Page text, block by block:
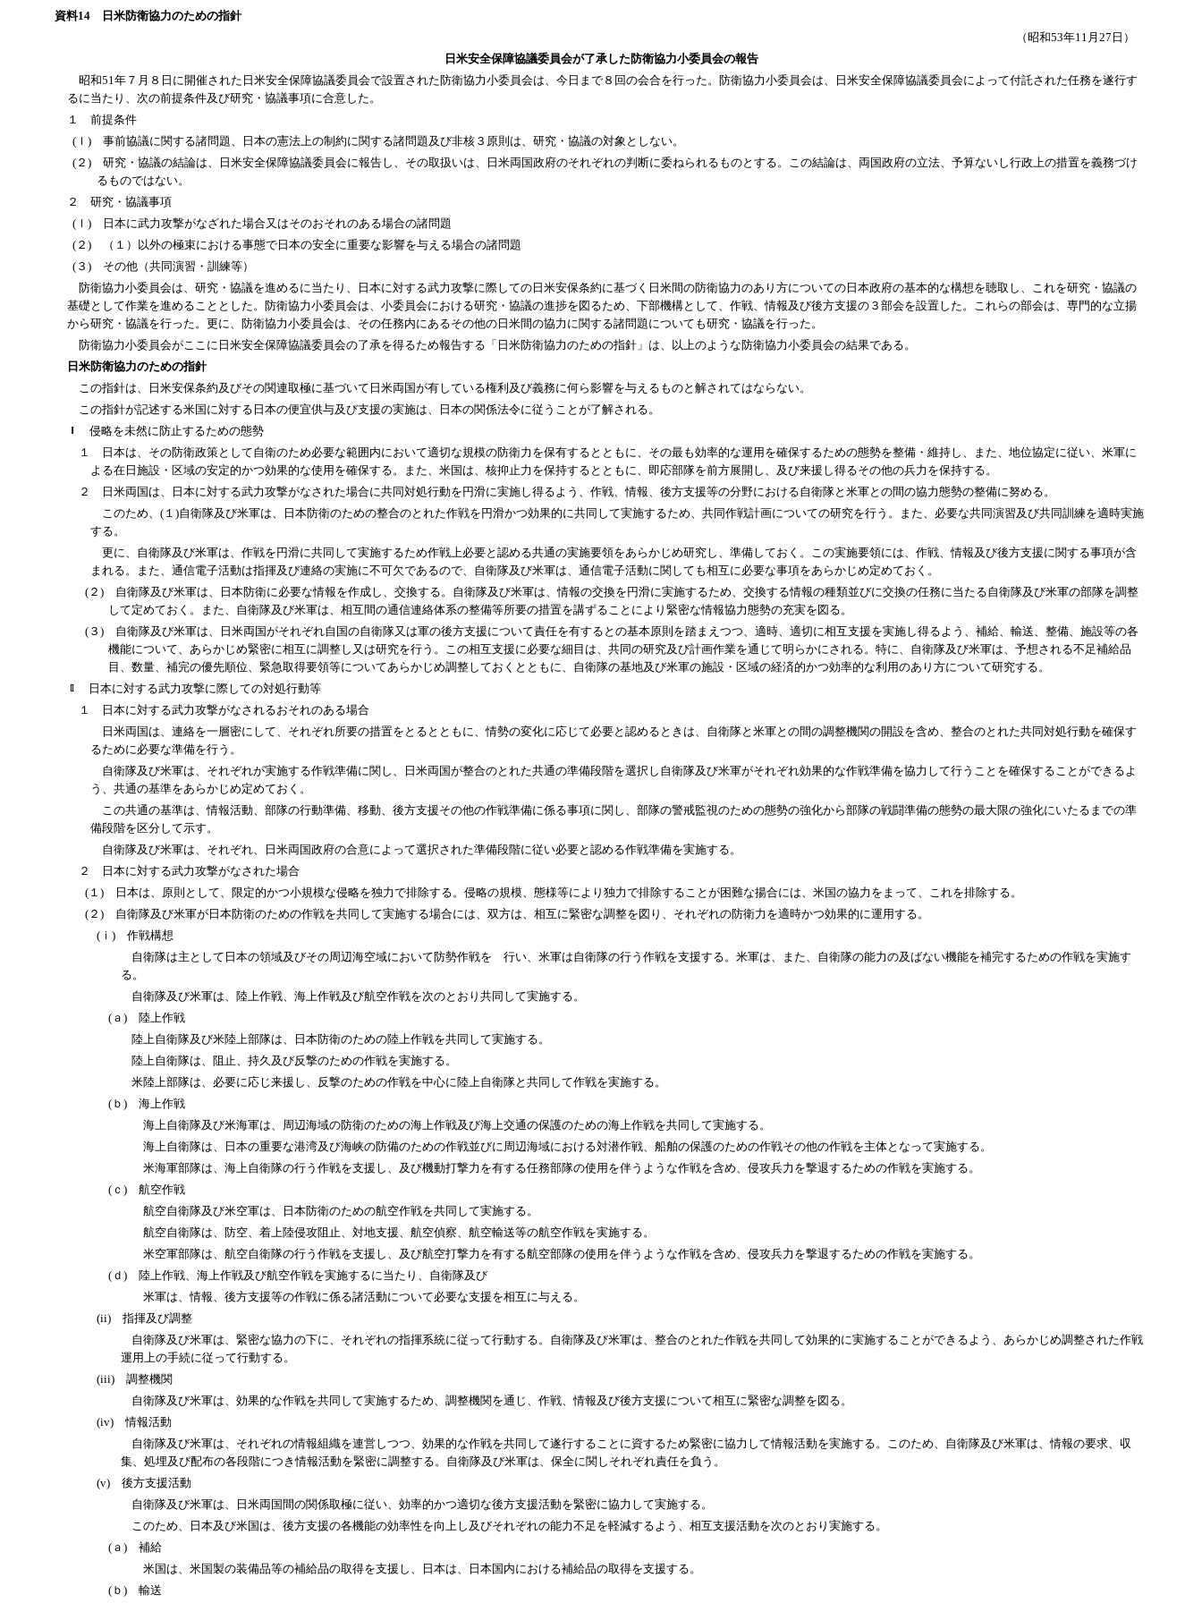
資料14 日米防衛協力のための指針
（昭和53年11月27日）
日米安全保障協議委員会が了承した防衛協力小委員会の報告
昭和51年７月８日に開催された日米安全保障協議委員会で設置された防衛協力小委員会は、今日まで８回の会合を行った。防衛協力小委員会は、日米安全保障協議委員会によって付託された任務を遂行す
るに当たり、次の前提条件及び研究・協議事項に合意した。
１ 前提条件
(ｌ) 事前協議に関する諸問題、日本の憲法上の制約に関する諸問題及び非核３原則は、研究・協議の対象としない。
(２) 研究・協議の結論は、日米安全保障協議委員会に報告し、その取扱いは、日米両国政府のそれぞれの判断に委ねられるものとする。この結論は、両国政府の立法、予算ないし行政上の措置を義務づけ
るものではない。
２ 研究・協議事項
(ｌ) 日本に武力攻撃がなざれた場合又はそのおそれのある場合の諸問題
(２) （１）以外の極束における事態で日本の安全に重要な影響を与える場合の諸問題
(３) その他（共同演習・訓練等）
防衛協力小委員会は、研究・協議を進めるに当たり、日本に対する武力攻撃に際しての日米安保条約に基づく日米間の防衛協力のあり方についての日本政府の基本的な構想を聴取し、これを研究・協議の
基礎として作業を進めることとした。防衛協力小委員会は、小委員会における研究・協議の進捗を図るため、下部機構として、作戦、情報及び後方支援の３部会を設置した。これらの部会は、専門的な立揚
から研究・協議を行った。更に、防衛協力小委員会は、その任務内にあるその他の日米間の協力に関する諸問題についても研究・協議を行った。
防衛協力小委員会がここに日米安全保障協議委員会の了承を得るため報告する「日米防衛協力のための指針」は、以上のような防衛協力小委員会の結果である。
日米防衛協力のための指針
この指針は、日米安保条約及びその関連取極に基づいて日米両国が有している権利及び義務に何ら影響を与えるものと解されてはならない。
この指針が記述する米国に対する日本の便宜供与及び支援の実施は、日本の関係法令に従うことが了解される。
侵略を未然に防止するための態勢
１ 日本は、その防衛政策として自衛のため必要な範囲内において適切な規模の防衛力を保有するとともに、その最も効率的な運用を確保するための態勢を整備・維持し、また、地位協定に従い、米軍に
よる在日施設・区域の安定的かつ効果的な使用を確保する。また、米国は、核抑止力を保持するとともに、即応部隊を前方展開し、及び来援し得るその他の兵力を保持する。
２ 日米両国は、日本に対する武力攻撃がなされた場合に共同対処行動を円滑に実施し得るよう、作戦、情報、後方支援等の分野における自衛隊と米軍との間の協力態勢の整備に努める。
このため、(１)自衛隊及び米軍は、日本防衛のための整合のとれた作戦を円滑かつ効果的に共同して実施するため、共同作戦計画についての研究を行う。また、必要な共同演習及び共同訓練を適時実施
する。
更に、自衛隊及び米軍は、作戦を円滑に共同して実施するため作戦上必要と認める共通の実施要領をあらかじめ研究し、準備しておく。この実施要領には、作戦、情報及び後方支援に関する事項が含
まれる。また、通信電子活動は指揮及び連絡の実施に不可欠であるので、自衛隊及び米軍は、通信電子活動に関しても相互に必要な事項をあらかじめ定めておく。
(２) 自衛隊及び米軍は、日本防衛に必要な情報を作成し、交換する。自衛隊及び米軍は、情報の交換を円滑に実施するため、交換する情報の種類並びに交換の任務に当たる自衛隊及び米軍の部隊を調整
して定めておく。また、自衛隊及び米軍は、相互間の通信連絡体系の整備等所要の措置を講ずることにより緊密な情報協力態勢の充実を図る。
(３) 自衛隊及び米軍は、日米両国がそれぞれ自国の自衛隊又は軍の後方支援について責任を有するとの基本原則を踏まえつつ、適時、適切に相互支援を実施し得るよう、補給、輸送、整備、施設等の各
機能について、あらかじめ緊密に相互に調整し又は研究を行う。この相互支援に必要な細目は、共同の研究及び計画作業を通じて明らかにされる。特に、自衛隊及び米軍は、予想される不足補給品
目、数量、補完の優先順位、緊急取得要領等についてあらかじめ調整しておくとともに、自衛隊の基地及び米軍の施設・区域の経済的かつ効率的な利用のあり方について研究する。
日本に対する武力攻撃に際しての対処行動等
１ 日本に対する武力攻撃がなされるおそれのある場合
日米両国は、連絡を一層密にして、それぞれ所要の措置をとるとともに、情勢の変化に応じて必要と認めるときは、自衛隊と米軍との間の調整機関の開設を含め、整合のとれた共同対処行動を確保す
るために必要な準備を行う。
自衛隊及び米軍は、それぞれが実施する作戦準備に関し、日米両国が整合のとれた共通の準備段階を選択し自衛隊及び米軍がそれぞれ効果的な作戦準備を協力して行うことを確保することができるよ
う、共通の基準をあらかじめ定めておく。
この共通の基準は、情報活動、部隊の行動準備、移動、後方支援その他の作戦準備に係る事項に関し、部隊の警戒監視のための態勢の強化から部隊の戦闘準備の態勢の最大限の強化にいたるまでの準
備段階を区分して示す。
自衛隊及び米軍は、それぞれ、日米両国政府の合意によって選択された準備段階に従い必要と認める作戦準備を実施する。
２ 日本に対する武力攻撃がなされた場合
(１) 日本は、原則として、限定的かつ小規模な侵略を独力で排除する。侵略の規模、態様等により独力で排除することが困難な揚合には、米国の協力をまって、これを排除する。
(２) 自衛隊及び米軍が日本防衛のための作戦を共同して実施する場合には、双方は、相互に緊密な調整を図り、それぞれの防衛力を適時かつ効果的に運用する。
(ｉ) 作戦構想
自衛隊は主として日本の領域及びその周辺海空域において防勢作戦を 行い、米軍は自衛隊の行う作戦を支援する。米軍は、また、自衛隊の能力の及ばない機能を補完するための作戦を実施す
る。
自衛隊及び米軍は、陸上作戦、海上作戦及び航空作戦を次のとおり共同して実施する。
(ａ) 陸上作戦
陸上自衛隊及び米陸上部隊は、日本防衛のための陸上作戦を共同して実施する。
陸上自衛隊は、阻止、持久及び反撃のための作戦を実施する。
米陸上部隊は、必要に応じ来援し、反撃のための作戦を中心に陸上自衛隊と共同して作戦を実施する。
(ｂ) 海上作戦
海上自衛隊及び米海軍は、周辺海域の防衛のための海上作戦及び海上交通の保護のための海上作戦を共同して実施する。
海上自衛隊は、日本の重要な港湾及び海峡の防備のための作戦並びに周辺海域における対潜作戦、船舶の保護のための作戦その他の作戦を主体となって実施する。
米海軍部隊は、海上自衛隊の行う作戦を支援し、及び機動打撃力を有する任務部隊の使用を伴うような作戦を含め、侵攻兵力を撃退するための作戦を実施する。
(ｃ) 航空作戦
航空自衛隊及び米空軍は、日本防衛のための航空作戦を共同して実施する。
航空自衛隊は、防空、着上陸侵攻阻止、対地支援、航空偵察、航空輸送等の航空作戦を実施する。
米空軍部隊は、航空自衛隊の行う作戦を支援し、及び航空打撃力を有する航空部隊の使用を伴うような作戦を含め、侵攻兵力を撃退するための作戦を実施する。
(ｄ) 陸上作戦、海上作戦及び航空作戦を実施するに当たり、自衛隊及び
米軍は、情報、後方支援等の作戦に係る諸活動について必要な支援を相互に与える。
(ii) 指揮及び調整
自衛隊及び米軍は、緊密な協力の下に、それぞれの指揮系統に従って行動する。自衛隊及び米軍は、整合のとれた作戦を共同して効果的に実施することができるよう、あらかじめ調整された作戦
運用上の手続に従って行動する。
(iii) 調整機関
自衛隊及び米軍は、効果的な作戦を共同して実施するため、調整機関を通じ、作戦、情報及び後方支援について相互に緊密な調整を図る。
(iv) 情報活動
自衛隊及び米軍は、それぞれの情報組織を連営しつつ、効果的な作戦を共同して遂行することに資するため緊密に協力して情報活動を実施する。このため、自衛隊及び米軍は、情報の要求、収
集、処埋及び配布の各段階につき情報活動を緊密に調整する。自衛隊及び米軍は、保全に関しそれぞれ責任を負う。
(v) 後方支援活動
自衛隊及び米軍は、日米両国間の関係取極に従い、効率的かつ適切な後方支援活動を緊密に協力して実施する。
このため、日本及び米国は、後方支援の各機能の効率性を向上し及びそれぞれの能力不足を軽減するよう、相互支援活動を次のとおり実施する。
(ａ) 補給
米国は、米国製の装備品等の補給品の取得を支援し、日本は、日本国内における補給品の取得を支援する。
(ｂ) 輸送